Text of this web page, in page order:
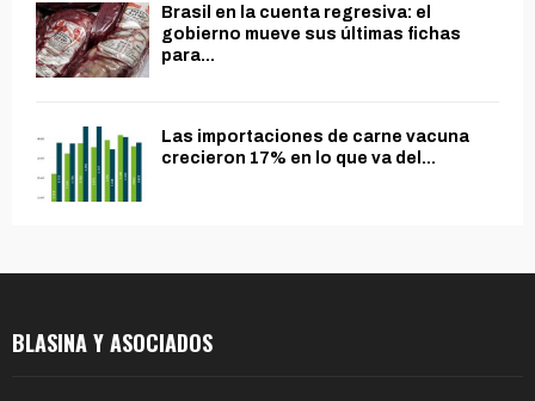
Brasil en la cuenta regresiva: el
gobierno mueve sus últimas fichas
para...
Las importaciones de carne vacuna
crecieron 17% en lo que va del...
BLASINA Y ASOCIADOS